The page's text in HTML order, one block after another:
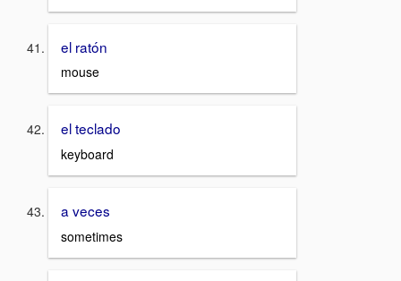
el ratón
mouse
el teclado
keyboard
a veces
sometimes